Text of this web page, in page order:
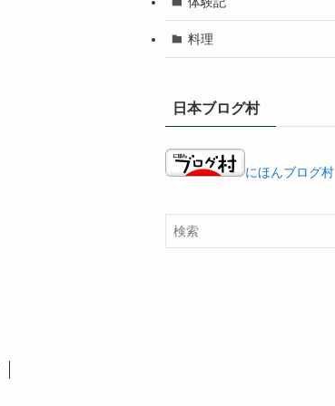
料理
日本ブログ村
にほんブログ村